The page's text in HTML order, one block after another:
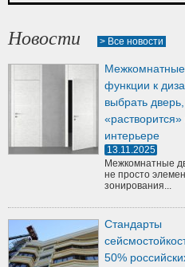
Уплотнитель
Уплотнитель для
Артикул:
Новости > Все новости
функции к
выбрать
«растворится»
интерьере
13.11.2025
Межкомнатные
не просто
зонирования...
Стандарты
50%